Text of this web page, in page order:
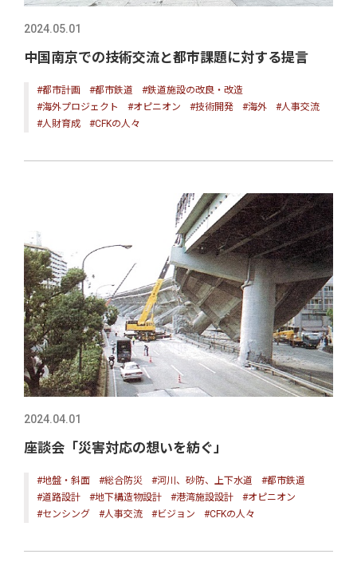
2024.05.01
中国南京での技術交流と都市課題に対する提言
#都市計画 #都市鉄道
#鉄道施設の改良・改造
#海外プロジェクト
#オピニオン #技術開発 #海外
#人事交流
#人財育成
#CFKの人々
2024.04.01
座談会「災害対応の想いを紡ぐ」
#地盤・斜面 #総合防災 #河川、砂防、上下水道
#都市鉄道
#道路設計
#地下構造物設計 #港湾施設設計
#オピニオン
#センシング
#人事交流 #ビジョン #CFKの人々